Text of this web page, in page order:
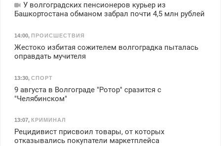
У волгоградских пенсионеров курьер из
Башкортостана обманом забрал почти 4,5 млн рублей
14:00, ПРОИСШЕСТВИЯ
Жестоко избитая сожителем волгоградка пыталась
оправдать мучителя
13:30, СПОРТ
9 августа в Волгограде "Ротор" сразится с
"Челябинском"
13:07, КРИМИНАЛ
Рецидивист присвоил товары, от которых
отказывались покупатели маркетплейса